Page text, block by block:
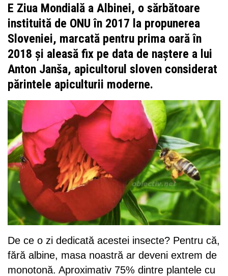
E Ziua Mondială a Albinei, o sărbătoare
instituită de ONU în 2017 la propunerea
Sloveniei, marcată pentru prima oară în
2018 și aleasă fix pe data de naștere a lui
Anton Janša, apicultorul sloven considerat
părintele apiculturii moderne.
De ce o zi dedicată acestei insecte? Pentru că,
fără albine, masa noastră ar deveni extrem de
monotonă. Aproximativ 75% dintre plantele cu